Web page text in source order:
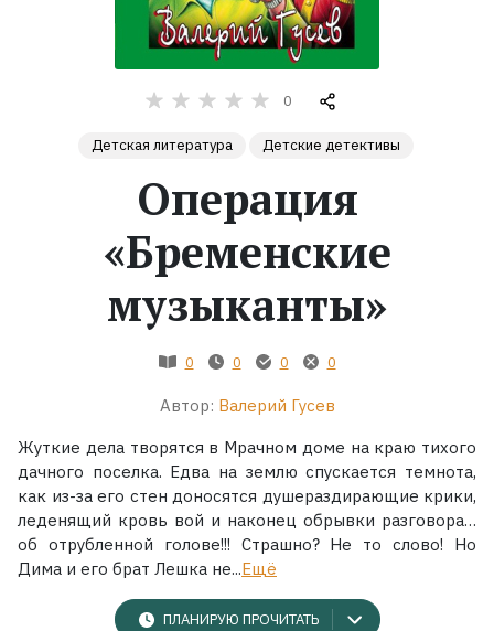
Коллекции
0
Детская литература Детские детективы
Операция
«Бременские
музыканты»
0 0 0 0
Автор: Валерий Гусев
Жуткие дела творятся в Мрачном доме на краю тихого
дачного поселка. Едва на землю спускается темнота,
как из-за его стен доносятся душераздирающие крики,
леденящий кровь вой и наконец обрывки разговора…
об отрубленной голове!!! Страшно? Не то слово! Но
Дима и его брат Лешка не...Ещё
ПЛАНИРУЮ ПРОЧИТАТЬ